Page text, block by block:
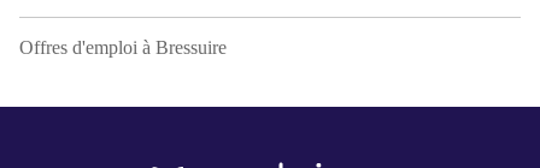
Offres d'emploi à Bressuire